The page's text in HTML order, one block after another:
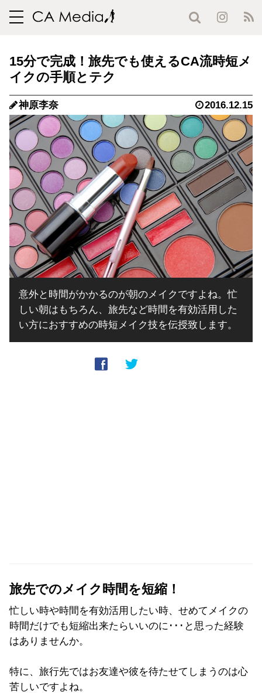
toggle
15分で完成！旅先でも使えるCA流時短メ
イクの手順とテク
神原李奈 2016.12.15
意外と時間がかかるのが朝のメイクですよね。忙
しい朝はもちろん、旅先など時間を有効活用した
い方におすすめの時短メイク技を伝授致します。
旅先でのメイク時間を短縮！
忙しい時や時間を有効活用したい時、せめてメイクの
時間だけでも短縮出来たらいいのに･･･と思った経験
はありませんか。
特に、旅行先ではお友達や彼を待たせてしまうのは心
苦しいですよね。